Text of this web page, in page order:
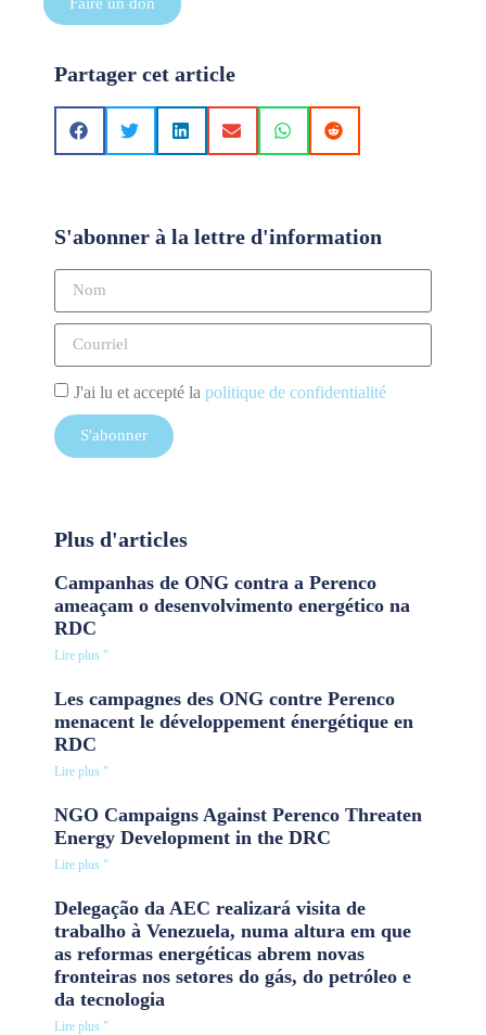
Partager cet article
S'abonner à la lettre d'information
J'ai lu et accepté la politique de confidentialité
S'abonner
Plus d'articles
Campanhas de ONG contra a Perenco
ameaçam o desenvolvimento energético na
RDC
Lire plus "
Les campagnes des ONG contre Perenco
menacent le développement énergétique en
RDC
Lire plus "
NGO Campaigns Against Perenco Threaten
Energy Development in the DRC
Lire plus "
Delegação da AEC realizará visita de
trabalho à Venezuela, numa altura em que
as reformas energéticas abrem novas
fronteiras nos setores do gás, do petróleo e
da tecnologia
Lire plus "